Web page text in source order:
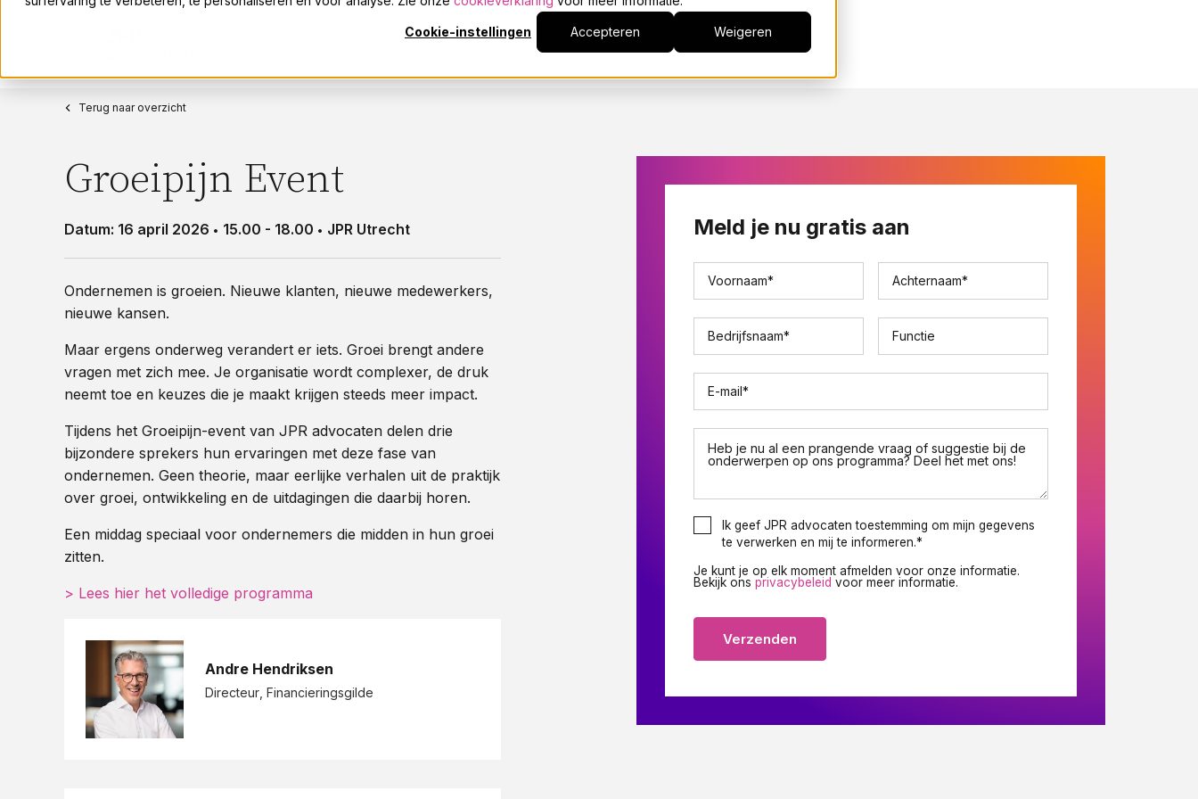
Cookie-instellingen Accepteren Weigeren
Terug naar overzicht
Groeipijn Event
Datum: 16 april 2026 15.00 - 18.00 JPR Utrecht
Ondernemen is groeien. Nieuwe klanten, nieuwe medewerkers,
nieuwe kansen.
Maar ergens onderweg verandert er iets. Groei brengt andere
vragen met zich mee. Je organisatie wordt complexer, de druk
neemt toe en keuzes die je maakt krijgen steeds meer impact.
Tijdens het Groeipijn-event van JPR advocaten delen drie
bijzondere sprekers hun ervaringen met deze fase van
ondernemen. Geen theorie, maar eerlijke verhalen uit de praktijk
over groei, ontwikkeling en de uitdagingen die daarbij horen.
Een middag speciaal voor ondernemers die midden in hun groei
zitten.
> Lees hier het volledige programma
Andre Hendriksen
Directeur , Financieringsgilde
Meld je nu gratis aan
Voornaam* Achternaam*
Bedrijfsnaam* Functie
E-mail*
Heb je nu al een prangende vraag of suggestie bij de
onderwerpen op ons programma? Deel het met ons!
Ik geef JPR advocaten toestemming om mijn gegevens
te verwerken en mij te informeren.*
Je kunt je op elk moment afmelden voor onze informatie.
Bekijk ons privacybeleid voor meer informatie.